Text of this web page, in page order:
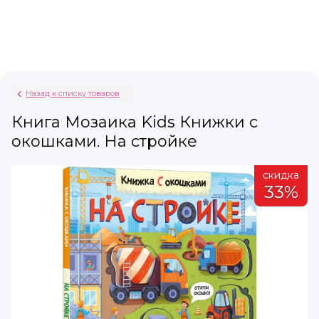
Назад к списку товаров
Книга Мозаика Kids Книжки с
окошками. На стройке
скидка
33%